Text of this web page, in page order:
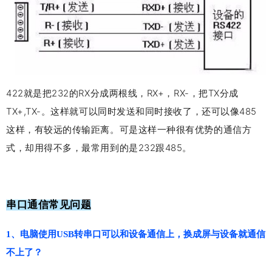
422就是把232的RX分成两根线，RX+，RX-，把TX分成
TX+,TX-。这样就可以同时发送和同时接收了，还可以像485
这样，有较远的传输距离。可是这样一种很有优势的通信方
式，却用得不多，最常用到的是232跟485。
串口通信常见问题
1、电脑使用USB转串口可以和设备通信上，换成屏与设备就通信
不上了？